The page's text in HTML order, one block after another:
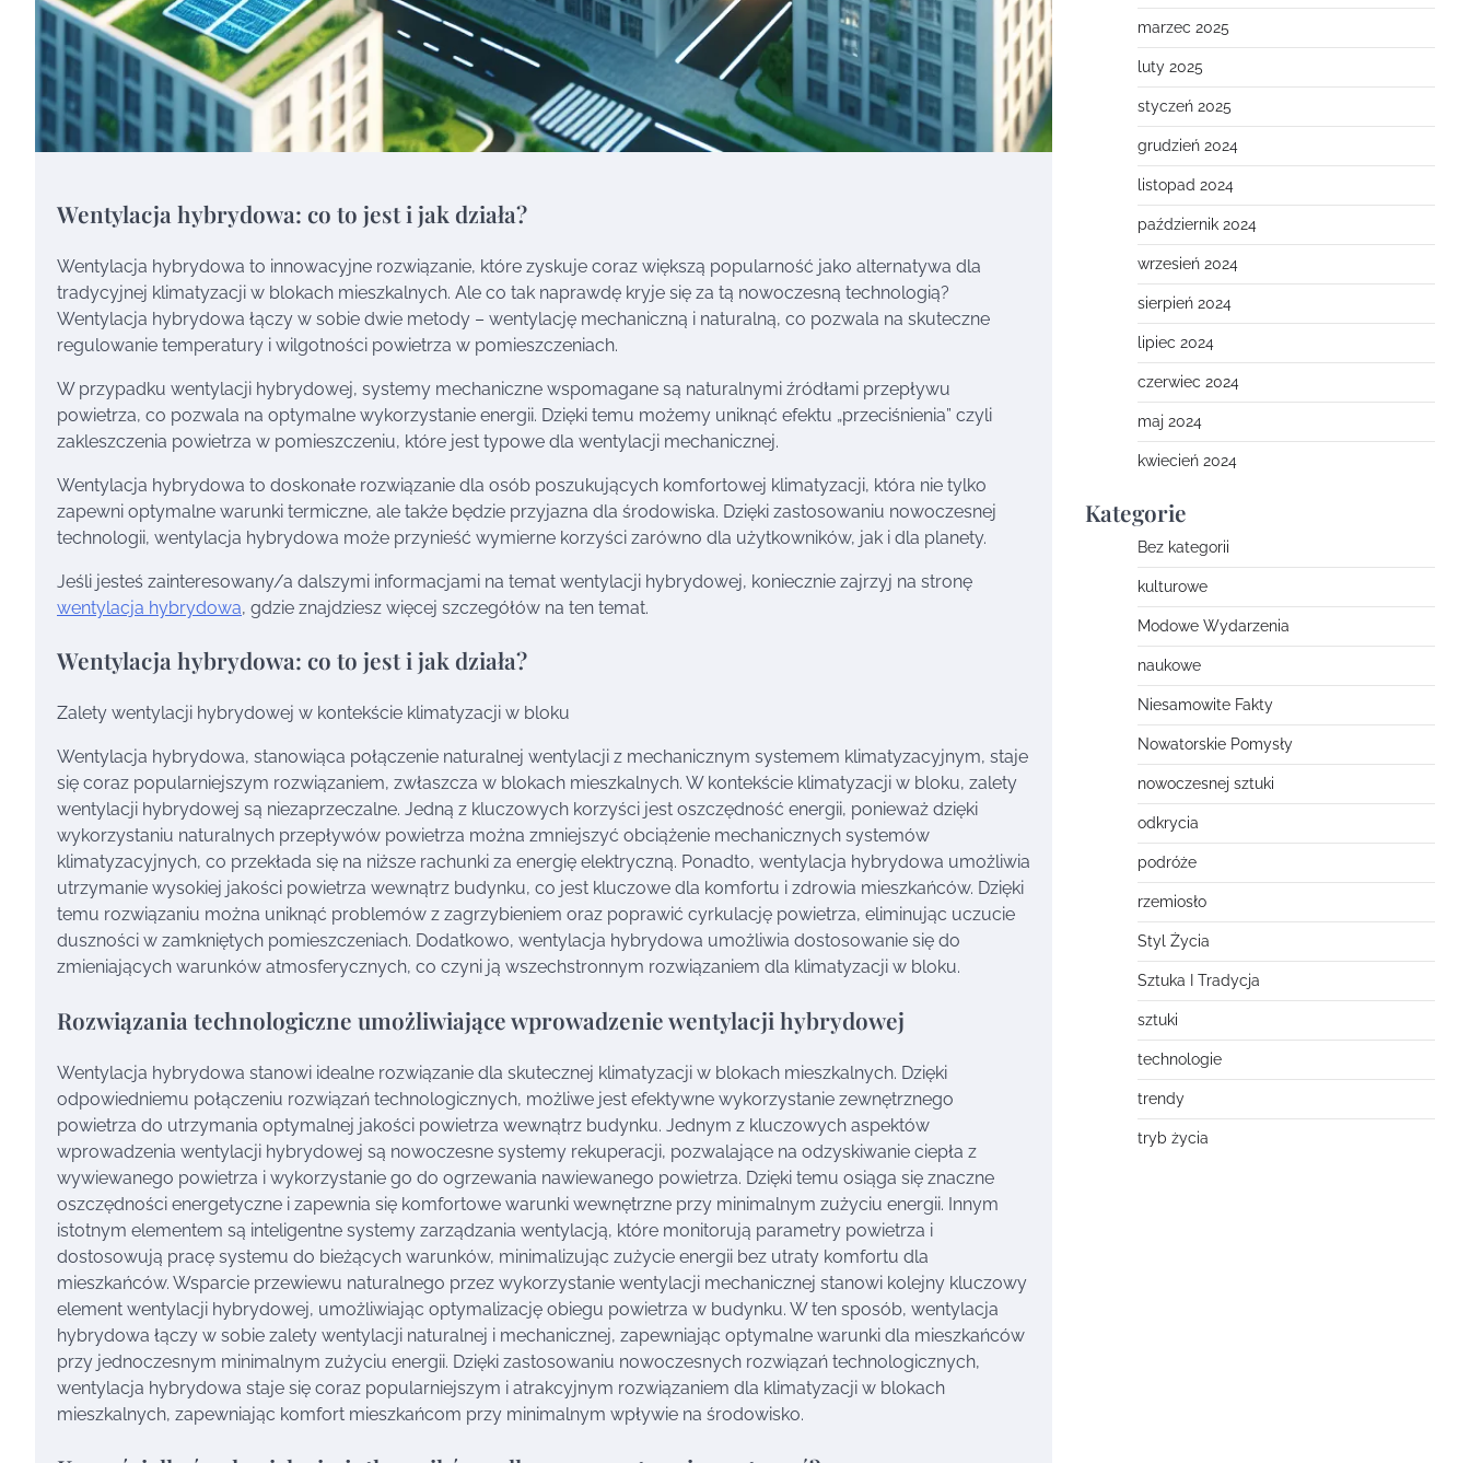
Wentylacja hybrydowa: co to jest i jak działa?
Wentylacja hybrydowa to innowacyjne rozwiązanie, które zyskuje coraz większą popularność jako alternatywa dla
tradycyjnej klimatyzacji w blokach mieszkalnych. Ale co tak naprawdę kryje się za tą nowoczesną technologią?
Wentylacja hybrydowa łączy w sobie dwie metody – wentylację mechaniczną i naturalną, co pozwala na skuteczne
regulowanie temperatury i wilgotności powietrza w pomieszczeniach.
W przypadku wentylacji hybrydowej, systemy mechaniczne wspomagane są naturalnymi źródłami przepływu
powietrza, co pozwala na optymalne wykorzystanie energii. Dzięki temu możemy uniknąć efektu „przeciśnienia” czyli
zakleszczenia powietrza w pomieszczeniu, które jest typowe dla wentylacji mechanicznej.
Wentylacja hybrydowa to doskonałe rozwiązanie dla osób poszukujących komfortowej klimatyzacji, która nie tylko
zapewni optymalne warunki termiczne, ale także będzie przyjazna dla środowiska. Dzięki zastosowaniu nowoczesnej
technologii, wentylacja hybrydowa może przynieść wymierne korzyści zarówno dla użytkowników, jak i dla planety.
Jeśli jesteś zainteresowany/a dalszymi informacjami na temat wentylacji hybrydowej, koniecznie zajrzyj na stronę
wentylacja hybrydowa, gdzie znajdziesz więcej szczegółów na ten temat.
Wentylacja hybrydowa: co to jest i jak działa?
Zalety wentylacji hybrydowej w kontekście klimatyzacji w bloku
Wentylacja hybrydowa, stanowiąca połączenie naturalnej wentylacji z mechanicznym systemem klimatyzacyjnym, staje
się coraz popularniejszym rozwiązaniem, zwłaszcza w blokach mieszkalnych. W kontekście klimatyzacji w bloku, zalety
wentylacji hybrydowej są niezaprzeczalne. Jedną z kluczowych korzyści jest oszczędność energii, ponieważ dzięki
wykorzystaniu naturalnych przepływów powietrza można zmniejszyć obciążenie mechanicznych systemów
klimatyzacyjnych, co przekłada się na niższe rachunki za energię elektryczną. Ponadto, wentylacja hybrydowa umożliwia
utrzymanie wysokiej jakości powietrza wewnątrz budynku, co jest kluczowe dla komfortu i zdrowia mieszkańców. Dzięki
temu rozwiązaniu można uniknąć problemów z zagrzybieniem oraz poprawić cyrkulację powietrza, eliminując uczucie
duszności w zamkniętych pomieszczeniach. Dodatkowo, wentylacja hybrydowa umożliwia dostosowanie się do
zmieniających warunków atmosferycznych, co czyni ją wszechstronnym rozwiązaniem dla klimatyzacji w bloku.
Rozwiązania technologiczne umożliwiające wprowadzenie wentylacji hybrydowej
Wentylacja hybrydowa stanowi idealne rozwiązanie dla skutecznej klimatyzacji w blokach mieszkalnych. Dzięki
odpowiedniemu połączeniu rozwiązań technologicznych, możliwe jest efektywne wykorzystanie zewnętrznego
powietrza do utrzymania optymalnej jakości powietrza wewnątrz budynku. Jednym z kluczowych aspektów
wprowadzenia wentylacji hybrydowej są nowoczesne systemy rekuperacji, pozwalające na odzyskiwanie ciepła z
wywiewanego powietrza i wykorzystanie go do ogrzewania nawiewanego powietrza. Dzięki temu osiąga się znaczne
oszczędności energetyczne i zapewnia się komfortowe warunki wewnętrzne przy minimalnym zużyciu energii. Innym
istotnym elementem są inteligentne systemy zarządzania wentylacją, które monitorują parametry powietrza i
dostosowują pracę systemu do bieżących warunków, minimalizując zużycie energii bez utraty komfortu dla
mieszkańców. Wsparcie przewiewu naturalnego przez wykorzystanie wentylacji mechanicznej stanowi kolejny kluczowy
element wentylacji hybrydowej, umożliwiając optymalizację obiegu powietrza w budynku. W ten sposób, wentylacja
hybrydowa łączy w sobie zalety wentylacji naturalnej i mechanicznej, zapewniając optymalne warunki dla mieszkańców
przy jednoczesnym minimalnym zużyciu energii. Dzięki zastosowaniu nowoczesnych rozwiązań technologicznych,
wentylacja hybrydowa staje się coraz popularniejszym i atrakcyjnym rozwiązaniem dla klimatyzacji w blokach
mieszkalnych, zapewniając komfort mieszkańcom przy minimalnym wpływie na środowisko.
marzec 2025
luty 2025
styczeń 2025
grudzień 2024
listopad 2024
październik 2024
wrzesień 2024
sierpień 2024
lipiec 2024
czerwiec 2024
maj 2024
kwiecień 2024
Kategorie
Bez kategorii
kulturowe
Modowe Wydarzenia
naukowe
Niesamowite Fakty
Nowatorskie Pomysły
nowoczesnej sztuki
odkrycia
podróże
rzemiosło
Styl Życia
Sztuka I Tradycja
sztuki
technologie
trendy
tryb życia